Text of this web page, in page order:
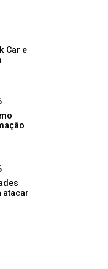
Car e
atacar